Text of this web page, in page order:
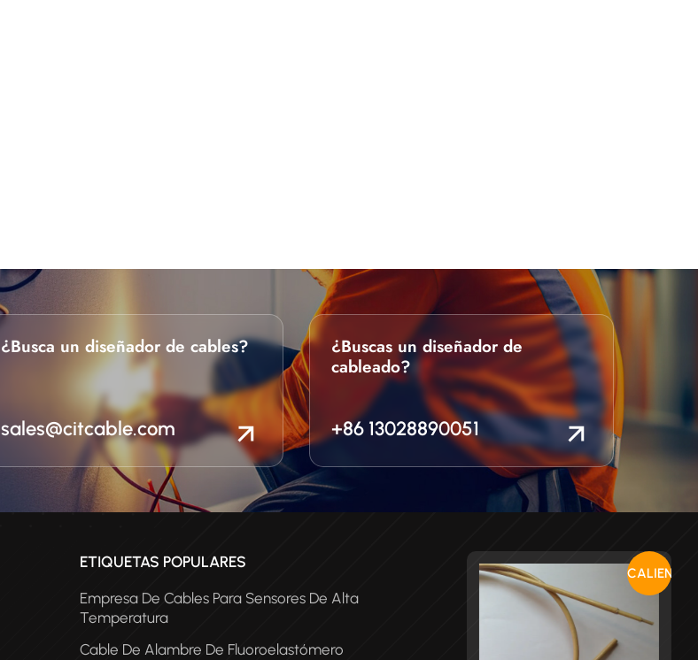
¿Busca un diseñador de cables?
sales@citcable.com
¿Buscas un diseñador de
cableado?
+86 13028890051
ETIQUETAS POPULARES
Empresa De Cables Para Sensores De Alta
Temperatura
Cable De Alambre De Fluoroelastómero
CALIENTE